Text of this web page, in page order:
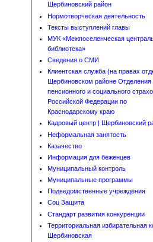
Щербиновский район
Нормотворческая деятельность
Тексты выступлений главы
МУК «Межпоселенческая
библиотека»
Сведения о СМИ
Клиентская служба (на правах
Щербиновском районе
пенсионного и социального
Российской Федерации по
Краснодарскому краю
Кадровый центр | Щербиновский
Неформальная занятость
Казачество
Информация для беженцев
Муниципальный контроль
Муниципальные программы
Подведомственные учреждения
Соц Защита
Стандарт развития конкуренции
Территориальная избирательная
Щербиновская